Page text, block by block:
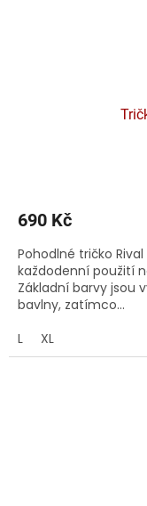
690 Kč
Pohodlné tričko
každodenní použití
Základní barvy jsou
bavlny, zatímco...
L
XL